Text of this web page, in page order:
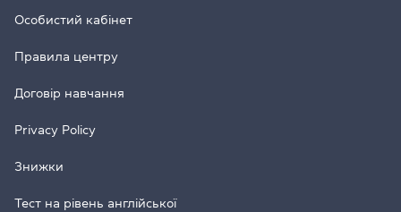
Особистий кабінет
Правила центру
Договір навчання
Privacy Policy
Знижки
Тест на рівень англійської